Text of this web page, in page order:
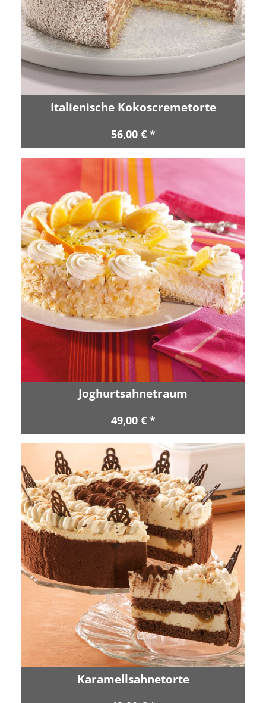
Italienische Kokoscremetorte
56,00 € *
Joghurtsahnetraum
49,00 € *
Karamellsahnetorte